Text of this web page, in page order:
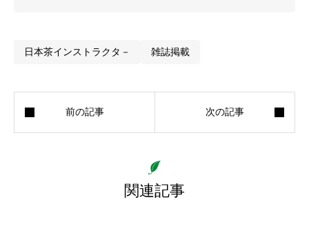
日本茶インストラクタ－ 雑誌掲載
関連記事